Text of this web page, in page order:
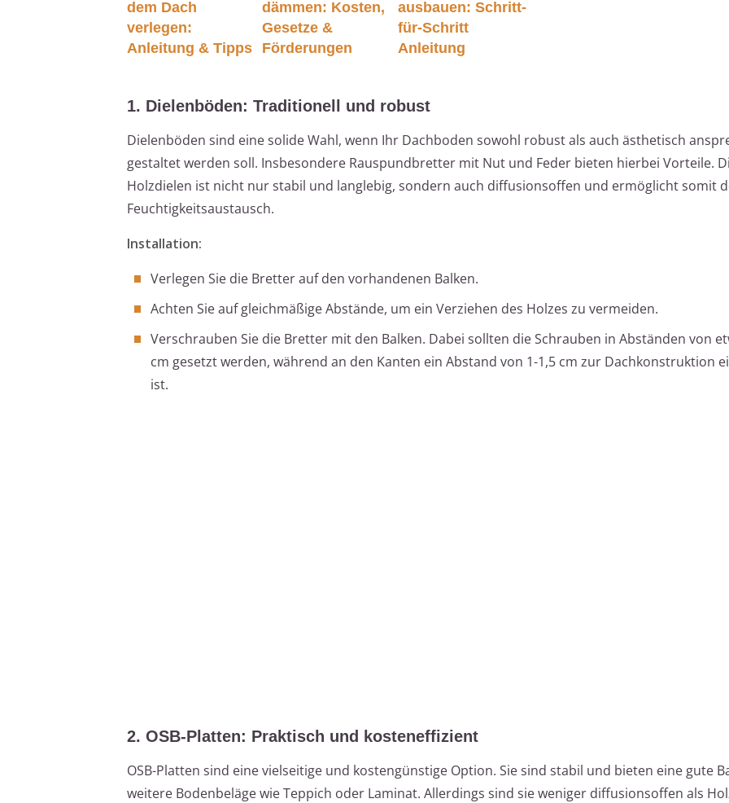
dem Dach
verlegen:
Anleitung & Tipps
dämmen: Kosten,
Gesetze &
Förderungen
ausbauen: Schritt-
für-Schritt
Anleitung
1. Dielenböden: Traditionell und robust
Dielenböden sind eine solide Wahl, wenn Ihr Dachboden sowohl robust als auch ästhetisch
gestaltet werden soll. Insbesondere Rauspundbretter mit Nut und Feder bieten hierbei Vorteile.
Holzdielen ist nicht nur stabil und langlebig, sondern auch diffusionsoffen und ermöglicht somit
Feuchtigkeitsaustausch.
Installation:
Verlegen Sie die Bretter auf den vorhandenen Balken.
Achten Sie auf gleichmäßige Abstände, um ein Verziehen des Holzes zu vermeiden.
Verschrauben Sie die Bretter mit den Balken. Dabei sollten die Schrauben in Abständen von
cm gesetzt werden, während an den Kanten ein Abstand von 1-1,5 cm zur Dachkonstruktion
ist.
2. OSB-Platten: Praktisch und kosteneffizient
OSB-Platten sind eine vielseitige und kostengünstige Option. Sie sind stabil und bieten eine gute
weitere Bodenbeläge wie Teppich oder Laminat. Allerdings sind sie weniger diffusionsoffen als